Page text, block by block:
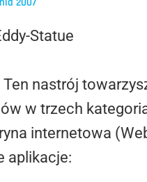
nastrój
w trzech
internetowa
aplikacje: